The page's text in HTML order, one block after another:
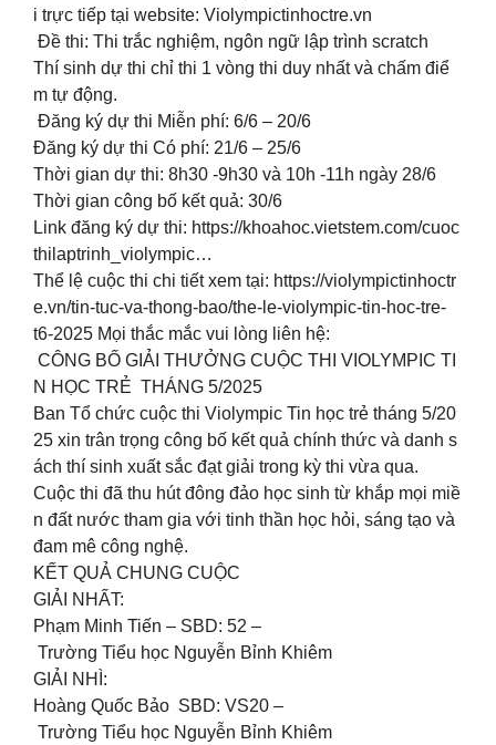
i trực tiếp tại website: Violympictinhoctre.vn
Đề thi: Thi trắc nghiệm, ngôn ngữ lập trình scratch
Thí sinh dự thi chỉ thi 1 vòng thi duy nhất và chấm điể
m tự động.
Đăng ký dự thi Miễn phí: 6/6 – 20/6
Đăng ký dự thi Có phí: 21/6 – 25/6
Thời gian dự thi: 8h30 -9h30 và 10h -11h ngày 28/6
Thời gian công bố kết quả: 30/6
Link đăng ký dự thi: https://khoahoc.vietstem.com/cuoc
thilaptrinh_violympic…
Thể lệ cuộc thi chi tiết xem tại: https://violympictinhoctr
e.vn/tin-tuc-va-thong-bao/the-le-violympic-tin-hoc-tre-
t6-2025 Mọi thắc mắc vui lòng liên hệ:
CÔNG BỐ GIẢI THƯỞNG CUỘC THI VIOLYMPIC TI
N HỌC TRẺ THÁNG 5/2025
Ban Tổ chức cuộc thi Violympic Tin học trẻ tháng 5/20
25 xin trân trọng công bố kết quả chính thức và danh s
ách thí sinh xuất sắc đạt giải trong kỳ thi vừa qua.
Cuộc thi đã thu hút đông đảo học sinh từ khắp mọi miề
n đất nước tham gia với tinh thần học hỏi, sáng tạo và
đam mê công nghệ.
KẾT QUẢ CHUNG CUỘC
GIẢI NHẤT:
Phạm Minh Tiến – SBD: 52 –
Trường Tiểu học Nguyễn Bỉnh Khiêm
GIẢI NHÌ:
Hoàng Quốc Bảo SBD: VS20 –
Trường Tiểu học Nguyễn Bỉnh Khiêm